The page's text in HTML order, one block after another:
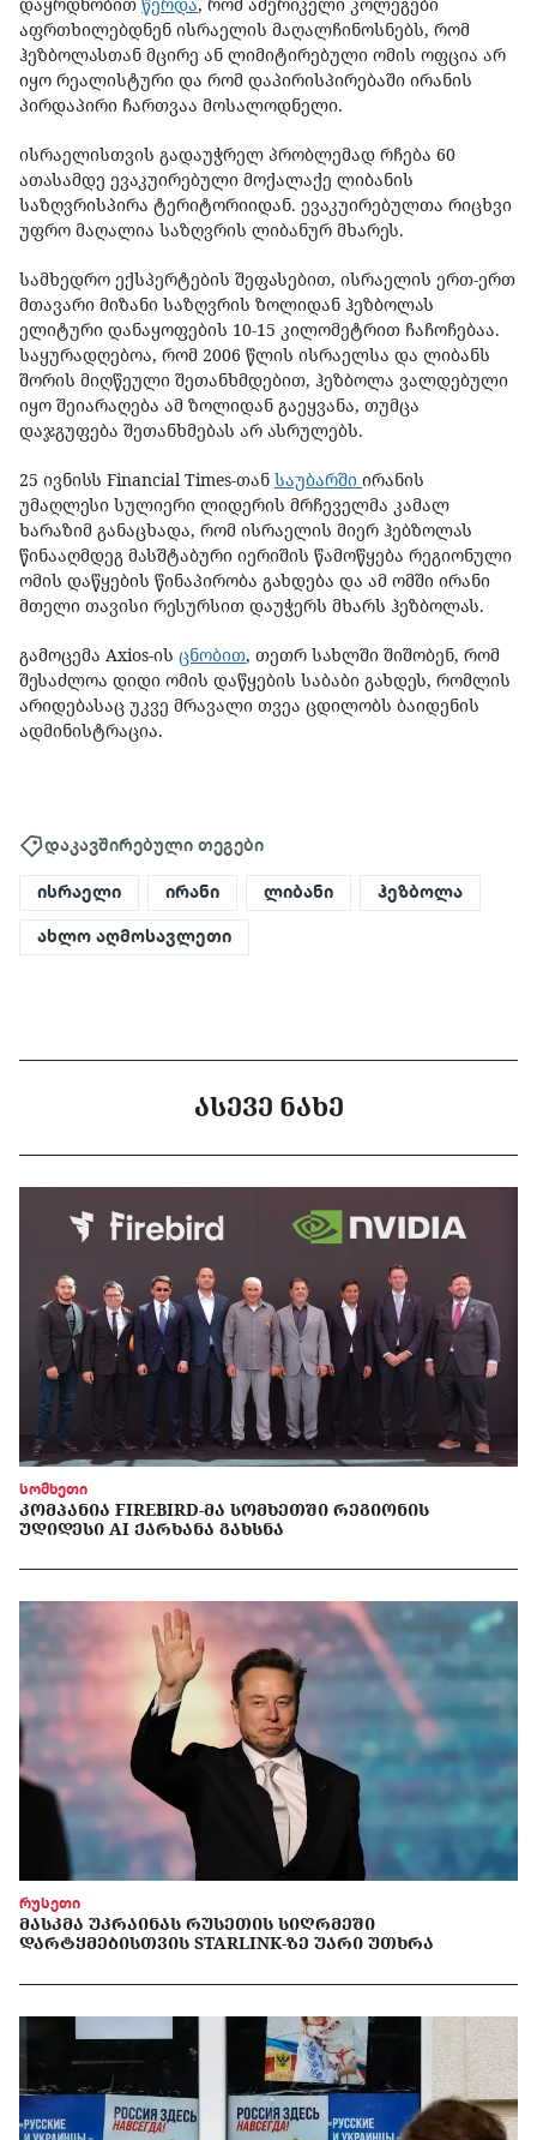
დაყრდნობით წერდა, რომ ამერიკელი კოლეგები
აფრთხილებდნენ ისრაელის მაღალჩინოსნებს, რომ
ჰეზბოლასთან მცირე ან ლიმიტირებული ომის ოფცია არ
იყო რეალისტური და რომ დაპირისპირებაში ირანის
პირდაპირი ჩართვაა მოსალოდნელი.
ისრაელისთვის გადაუჭრელ პრობლემად რჩება 60
ათასამდე ევაკუირებული მოქალაქე ლიბანის
საზღვრისპირა ტერიტორიიდან. ევაკუირებულთა რიცხვი
უფრო მაღალია საზღვრის ლიბანურ მხარეს.
სამხედრო ექსპერტების შეფასებით, ისრაელის ერთ-ერთ
მთავარი მიზანი საზღვრის ზოლიდან ჰეზბოლას
ელიტური დანაყოფების 10-15 კილომეტრით ჩაჩოჩებაა.
საყურადღებოა, რომ 2006 წლის ისრაელსა და ლიბანს
შორის მიღწეული შეთანხმდებით, ჰეზბოლა ვალდებული
იყო შეიარაღება ამ ზოლიდან გაეყვანა, თუმცა
დაჯგუფება შეთანხმებას არ ასრულებს.
25 ივნისს Financial Times-თან საუბარში ირანის
უმაღლესი სულიერი ლიდერის მრჩეველმა კამალ
ხარაზიმ განაცხადა, რომ ისრაელის მიერ ჰებზოლას
წინააღმდეგ მასშტაბური იერიშის წამოწყება რეგიონული
ომის დაწყების წინაპირობა გახდება და ამ ომში ირანი
მთელი თავისი რესურსით დაუჭერს მხარს ჰეზბოლას.
გამოცემა Axios-ის ცნობით, თეთრ სახლში შიშობენ, რომ
შესაძლოა დიდი ომის დაწყების საბაბი გახდეს, რომლის
არიდებასაც უკვე მრავალი თვეა ცდილობს ბაიდენის
ადმინისტრაცია.
დაკავშირებული თეგები
ისრაელი ირანი ლიბანი ჰეზბოლა
ახლო აღმოსავლეთი
ᲐᲡᲔᲕᲔ ᲜᲐᲮᲔ
სომხეთი
ᲙᲝᲛᲞᲐᲜᲘᲐ FIREBIRD-ᲛᲐ ᲡᲝᲛᲮᲔᲗᲨᲘ ᲠᲔᲒᲘᲝᲜᲘᲡ
ᲣᲓᲘᲓᲔᲡᲘ AI ᲥᲐᲠᲮᲐᲜᲐ ᲒᲐᲮᲡᲜᲐ
რუსეთი
ᲛᲐᲡᲙᲛᲐ ᲣᲙᲠᲐᲘᲜᲐᲡ ᲠᲣᲡᲔᲗᲘᲡ ᲡᲘᲦᲠᲛᲔᲨᲘ
ᲓᲐᲠᲢᲧᲛᲔᲑᲘᲡᲗᲕᲘᲡ STARLINK-ᲖᲔ ᲣᲐᲠᲘ ᲣᲗᲮᲠᲐ